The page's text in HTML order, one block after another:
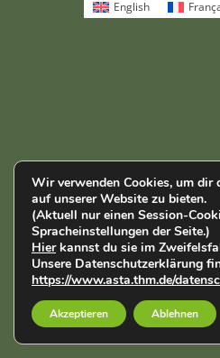
Wir verwenden Cookies, um dir
auf unserer Website zu bieten.
(Aktuell nur einen Session-
Spracheinstellungen der Seite.)
Hierkannst du sie im
Unsere Datenschutzerklärung
https://www.asta.thm.de/
Akzeptieren Ablehnen
English